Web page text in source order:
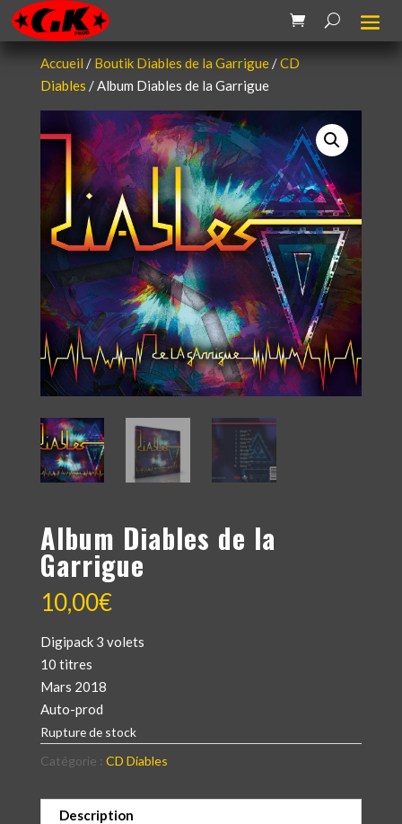
Accueil/ Boutik Diables de la Garrigue/CD
Diables / Album Diables de la Garrigue
Album Diables de la
Garrigue
10,00€
Digipack 3 volets
10 titres
Mars 2018
Auto-prod
Rupture de stock
Catégorie : CD Diables
Description